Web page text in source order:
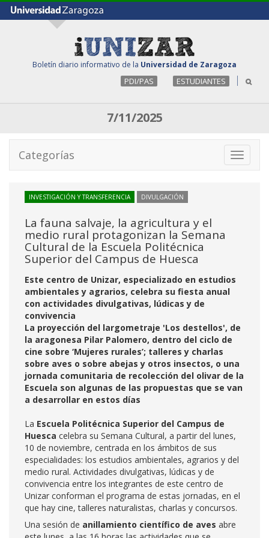
Boletín diario informativo de la Universidad de Zaragoza
PDI/PAS ESTUDIANTES
7/11/2025
Toggle
Categorías
INVESTIGACIÓN Y TRANSFERENCIA DIVULGACIÓN
La fauna salvaje, la agricultura y el
medio rural protagonizan la Semana
Cultural de la Escuela Politécnica
Superior del Campus de Huesca
Este centro de Unizar, especializado en estudios
ambientales y agrarios, celebra su fiesta anual
con actividades divulgativas, lúdicas y de
convivencia
La proyección del largometraje 'Los destellos', de
la aragonesa Pilar Palomero, dentro del ciclo de
cine sobre ‘Mujeres rurales’; talleres y charlas
sobre aves o sobre abejas y otros insectos, o una
jornada comunitaria de recolección del olivar de la
Escuela son algunas de las propuestas que se van
a desarrollar en estos días
La Escuela Politécnica Superior del Campus de
Huesca celebra su Semana Cultural, a partir del lunes,
10 de noviembre, centrada en los ámbitos de sus
especialidades: los estudios ambientales, agrarios y del
medio rural. Actividades divulgativas, lúdicas y de
convivencia entre los integrantes de este centro de
Unizar conforman el programa de estas jornadas, en el
que hay cine, talleres naturalistas, charlas y concursos.
Una sesión de anillamiento científico de aves abre